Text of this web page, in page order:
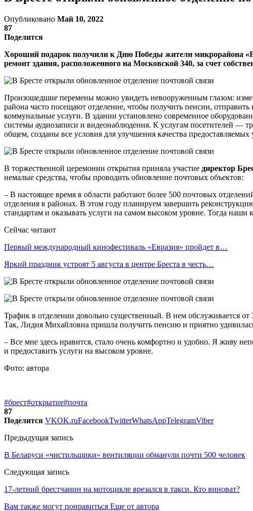
Опубликовано Май 10, 2022
87
Поделится
Хороший подарок получили к Дню Победы жители микрорайона
ремонт здания, расположенного на Московской 340, за счет
Произошедшие перемены можно увидеть невооруженным глазом:
района часто посещают отделение, чтобы получить пенсии,
коммунальные услуги. В здании установлено современное
системы аудиозаписи и видеонаблюдения. К услугам посетителей —
общем, созданы все условия для улучшения качества
В торжественной церемонии открытия приняла участие директор
немалые средства, чтобы проводить обновление почтовых объектов:
– В настоящее время в области работают более 500 почтовых
отделения в районах. В этом году планируем завершить
стандартам и оказывать услуги на самом высоком уровне. Тогда наши
Сейчас читают
Первый международный кинофестиваль «Евразия» пройдет в…
Яркий праздник устроят 5 августа в центре Бреста в честь…
Трафик в отделении довольно существенный. В нем обслуживается
Так, Лидия Михайловна пришла получить пенсию и приятно
– Все мне здесь нравится, стало очень комфортно и удобно. Я живу
и предоставить услуги на высоком уровне.
Фото: автора
#брест#открытие#почта
87
Поделится VKOK.ruFacebookTwitterWhatsAppTelegramViber
Предыдущая запись
В Беларуси «чистильщики» вентиляции обманули почти 500 человек
Следующая запись
17-летний брестчанин на мотоцикле врезался в такси. Кто виноват?
Вам также могут понравиться Еще от автора